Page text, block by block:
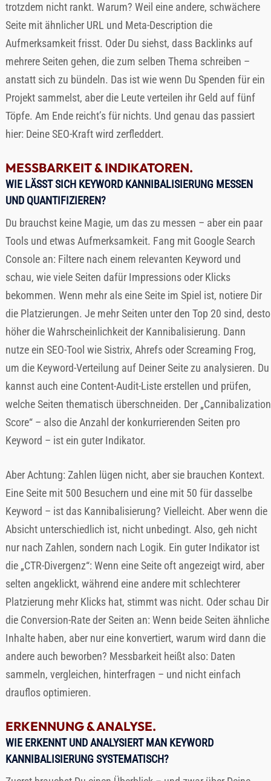
trotzdem nicht rankt. Warum? Weil eine andere, schwächere
Seite mit ähnlicher URL und Meta-Description die
Aufmerksamkeit frisst. Oder Du siehst, dass Backlinks auf
mehrere Seiten gehen, die zum selben Thema schreiben –
anstatt sich zu bündeln. Das ist wie wenn Du Spenden für ein
Projekt sammelst, aber die Leute verteilen ihr Geld auf fünf
Töpfe. Am Ende reicht’s für nichts. Und genau das passiert
hier: Deine SEO-Kraft wird zerfleddert.
MESSBARKEIT & INDIKATOREN.
WIE LÄSST SICH KEYWORD KANNIBALISIERUNG MESSEN
UND QUANTIFIZIEREN?
Du brauchst keine Magie, um das zu messen – aber ein paar
Tools und etwas Aufmerksamkeit. Fang mit Google Search
Console an: Filtere nach einem relevanten Keyword und
schau, wie viele Seiten dafür Impressions oder Klicks
bekommen. Wenn mehr als eine Seite im Spiel ist, notiere Dir
die Platzierungen. Je mehr Seiten unter den Top 20 sind, desto
höher die Wahrscheinlichkeit der Kannibalisierung. Dann
nutze ein SEO-Tool wie Sistrix, Ahrefs oder Screaming Frog,
um die Keyword-Verteilung auf Deiner Seite zu analysieren. Du
kannst auch eine Content-Audit-Liste erstellen und prüfen,
welche Seiten thematisch überschneiden. Der „Cannibalization
Score“ – also die Anzahl der konkurrierenden Seiten pro
Keyword – ist ein guter Indikator.
Aber Achtung: Zahlen lügen nicht, aber sie brauchen Kontext.
Eine Seite mit 500 Besuchern und eine mit 50 für dasselbe
Keyword – ist das Kannibalisierung? Vielleicht. Aber wenn die
Absicht unterschiedlich ist, nicht unbedingt. Also, geh nicht
nur nach Zahlen, sondern nach Logik. Ein guter Indikator ist
die „CTR-Divergenz“: Wenn eine Seite oft angezeigt wird, aber
selten angeklickt, während eine andere mit schlechterer
Platzierung mehr Klicks hat, stimmt was nicht. Oder schau Dir
die Conversion-Rate der Seiten an: Wenn beide Seiten ähnliche
Inhalte haben, aber nur eine konvertiert, warum wird dann die
andere auch beworben? Messbarkeit heißt also: Daten
sammeln, vergleichen, hinterfragen – und nicht einfach
drauflos optimieren.
ERKENNUNG & ANALYSE.
WIE ERKENNT UND ANALYSIERT MAN KEYWORD
KANNIBALISIERUNG SYSTEMATISCH?